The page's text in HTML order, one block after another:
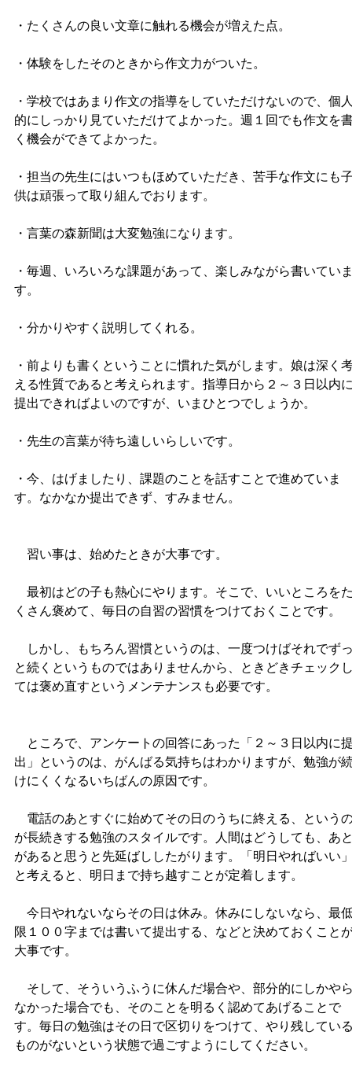
・たくさんの良い文章に触れる機会が増えた点。
・体験をしたそのときから作文力がついた。
・学校ではあまり作文の指導をしていただけないので、個
的にしっかり見ていただけてよかった。週１回でも作文を
く機会ができてよかった。
・担当の先生にはいつもほめていただき、苦手な作文にも
供は頑張って取り組んでおります。
・言葉の森新聞は大変勉強になります。
・毎週、いろいろな課題があって、楽しみながら書いてい
す。
・分かりやすく説明してくれる。
・前よりも書くということに慣れた気がします。娘は深く
える性質であると考えられます。指導日から２～３日以内
提出できればよいのですが、いまひとつでしょうか。
・先生の言葉が待ち遠しいらしいです。
・今、はげましたり、課題のことを話すことで進めていま
す。なかなか提出できず、すみません。
習い事は、始めたときが大事です。
最初はどの子も熱心にやります。そこで、いいところを
くさん褒めて、毎日の自習の習慣をつけておくことです。
しかし、もちろん習慣というのは、一度つけばそれでず
と続くというものではありませんから、ときどきチェック
ては褒め直すというメンテナンスも必要です。
ところで、アンケートの回答にあった「２～３日以内に
出」というのは、がんばる気持ちはわかりますが、勉強が
けにくくなるいちばんの原因です。
電話のあとすぐに始めてその日のうちに終える、という
が長続きする勉強のスタイルです。人間はどうしても、あ
があると思うと先延ばししたがります。「明日やればいい
と考えると、明日まで持ち越すことが定着します。
今日やれないならその日は休み。休みにしないなら、最
限１００字までは書いて提出する、などと決めておくこと
大事です。
そして、そういうふうに休んだ場合や、部分的にしかや
なかった場合でも、そのことを明るく認めてあげることで
す。毎日の勉強はその日で区切りをつけて、やり残してい
ものがないという状態で過ごすようにしてください。